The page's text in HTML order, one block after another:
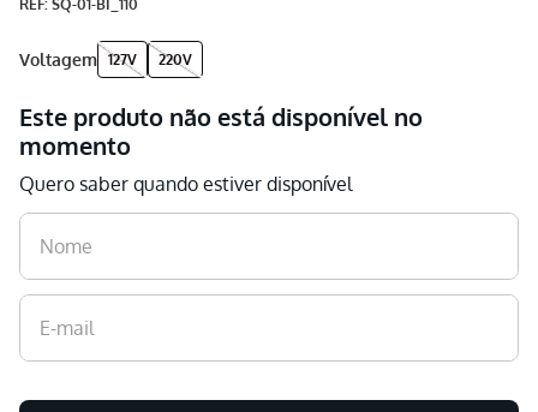
: SQ-01-BI_110
voltagem 127V 220V
Este produto não está disponível no
momento
Quero saber quando estiver disponível